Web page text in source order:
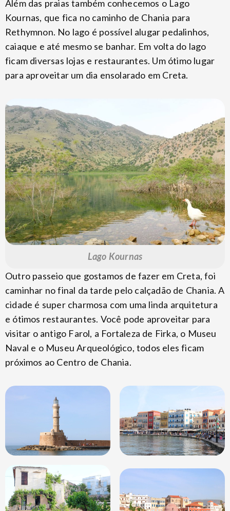
Além das praias também conhecemos o Lago
Kournas, que fica no caminho de Chania para
Rethymnon. No lago é possível alugar pedalinhos,
caiaque e até mesmo se banhar. Em volta do lago
ficam diversas lojas e restaurantes. Um ótimo lugar
para aproveitar um dia ensolarado em Creta.
Lago Kournas
Outro passeio que gostamos de fazer em Creta, foi
caminhar no final da tarde pelo calçadão de Chania. A
cidade é super charmosa com uma linda arquitetura
e ótimos restaurantes. Você pode aproveitar para
visitar o antigo Farol, a Fortaleza de Firka, o Museu
Naval e o Museu Arqueológico, todos eles ficam
próximos ao Centro de Chania.